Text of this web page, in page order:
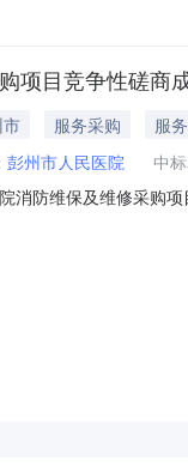
项目竞争性磋商
服务采购
服务
彭州市人民医院
中
消防维保及维修采购